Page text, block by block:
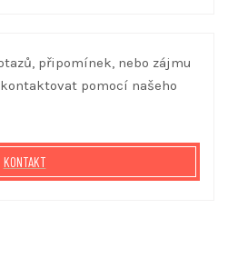
připomínek, nebo zájmu
pomocí našeho
KONTAKT